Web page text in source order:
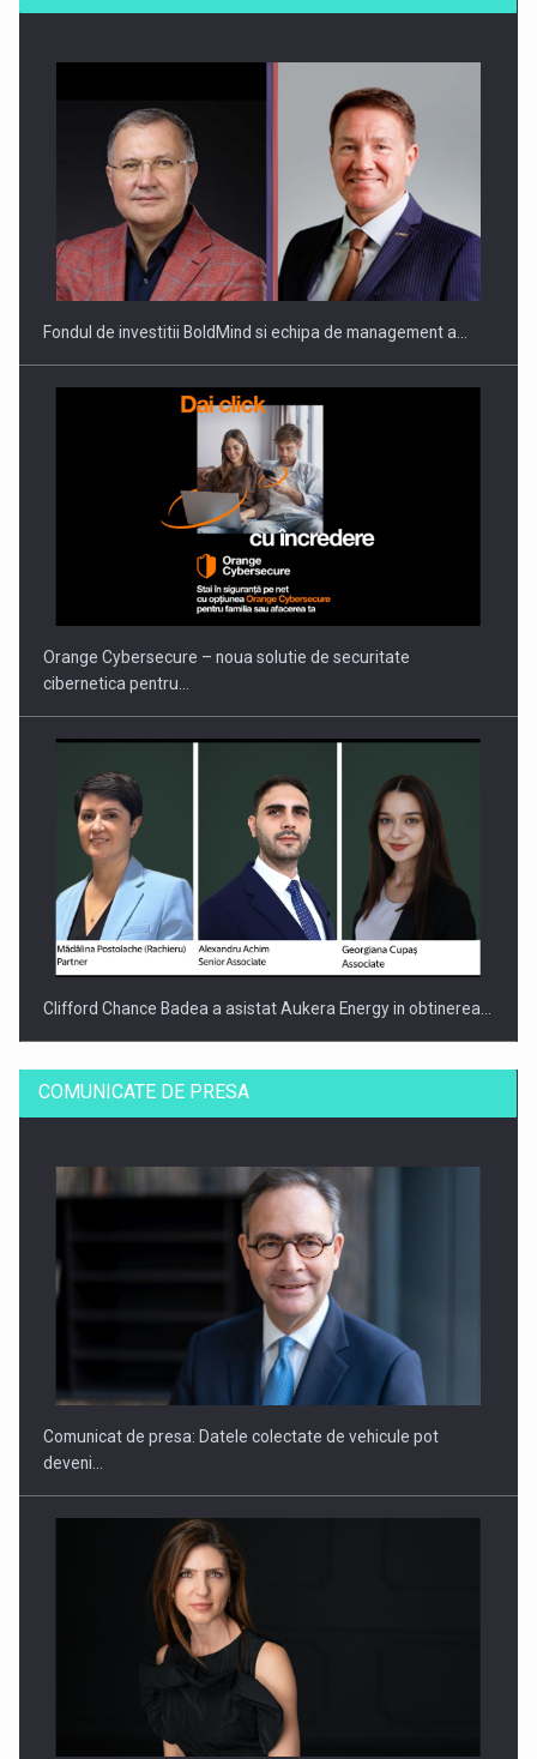
ROOTED IN ROMANIA, BUILT TO DELIVER TECHNOLOGY FOR
THE…
PUTTING ROMANIAN CORPORATE COMPANIES ON THE
INTERNATIONAL BUSINESS SCENE
Fondul de investitii BoldMind si echipa de management a…
Orange Cybersecure – noua solutie de securitate
cibernetica pentru…
Clifford Chance Badea a asistat Aukera Energy in obtinerea…
SAPTE PERSONALITATI DIN MEDIUL DE AFACERI, ACADEMIC
Hard Enduro Piatra Craiului 2026, fueled by benzinariile RO…
COMUNICATE DE PRESA
Comunicat de presa: Datele colectate de vehicule pot
deveni…